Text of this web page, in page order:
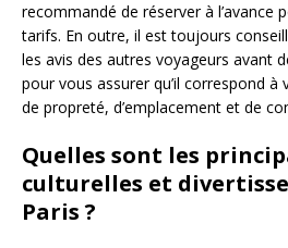
recommandé de réserver à l’avance
tarifs. En outre, il est toujours
les avis des autres voyageurs avant
pour vous assurer qu’il correspond
de propreté, d’emplacement et de
Quelles sont les
culturelles et
Paris ?